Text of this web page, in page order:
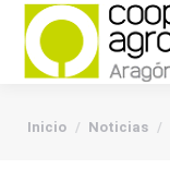
You are here:
Inicio Noticias